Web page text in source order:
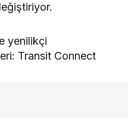
yenilikçi
Transit Connect